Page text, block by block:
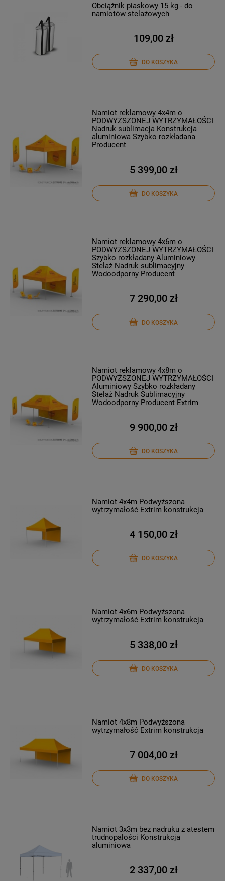
Obciążnik piaskowy 15 kg - do
namiotów stelażowych
109,00 zł
DO KOSZYKA
Namiot reklamowy 4x4m o
PODWYŻSZONEJ WYTRZYMAŁOŚCI
Nadruk sublimacja Konstrukcja
aluminiowa Szybko rozkładana
Producent
5 399,00 zł
DO KOSZYKA
Namiot reklamowy 4x6m o
PODWYŻSZONEJ WYTRZYMAŁOŚCI
Szybko rozkładany Aluminiowy
Stelaż Nadruk sublimacyjny
Wodoodporny Producent
7 290,00 zł
DO KOSZYKA
Namiot reklamowy 4x8m o
PODWYŻSZONEJ WYTRZYMAŁOŚCI
Aluminiowy Szybko rozkładany
Stelaż Nadruk Sublimacyjny
Wodoodporny Producent Extrim
9 900,00 zł
DO KOSZYKA
Namiot 4x4m Podwyższona
wytrzymałość Extrim konstrukcja
4 150,00 zł
DO KOSZYKA
Namiot 4x6m Podwyższona
wytrzymałość Extrim konstrukcja
5 338,00 zł
DO KOSZYKA
Namiot 4x8m Podwyższona
wytrzymałość Extrim konstrukcja
7 004,00 zł
DO KOSZYKA
Namiot 3x3m bez nadruku z atestem
trudnopalości Konstrukcja
aluminiowa
2 337,00 zł